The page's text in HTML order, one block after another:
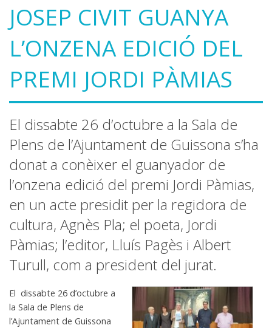
JOSEP CIVIT GUANYA
L’ONZENA EDICIÓ DEL
PREMI JORDI PÀMIAS
El dissabte 26 d’octubre a la Sala de
Plens de l’Ajuntament de Guissona s’ha
donat a conèixer el guanyador de
l’onzena edició del premi Jordi Pàmias,
en un acte presidit per la regidora de
cultura, Agnès Pla; el poeta, Jordi
Pàmias; l’editor, Lluís Pagès i Albert
Turull, com a president del jurat.
El dissabte 26 d’octubre a
la Sala de Plens de
l’Ajuntament de Guissona